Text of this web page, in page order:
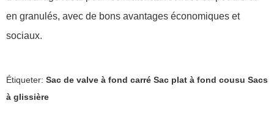
en granulés, avec de bons avantages économiques et
sociaux.
Étiqueter: Sac de valve à fond carré Sac plat à fond cousu Sacs
à glissière